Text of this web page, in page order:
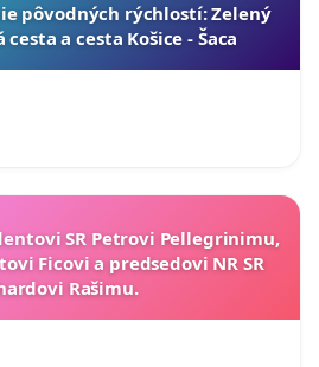
pôvodných rýchlostí: Zelený
cesta a cesta Košice - Šaca
SR Petrovi Pellegrinimu,
Ficovi a predsedovi NR SR
Rašimu.